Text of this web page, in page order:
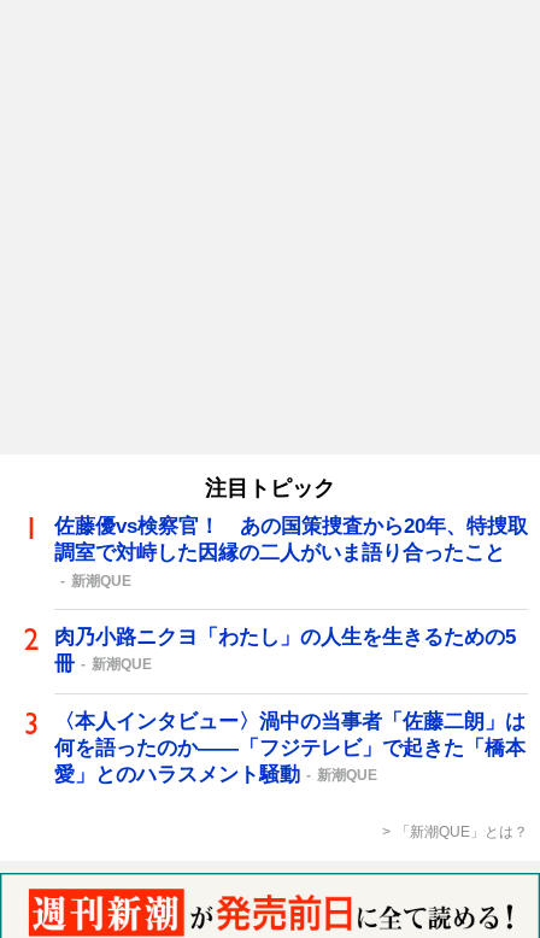
注目トピック
佐藤優vs検察官！ あの国策捜査から20年、特捜取
調室で対峙した因縁の二人がいま語り合ったこと
新潮QUE
肉乃小路ニクヨ「わたし」の人生を生きるための5
冊
新潮QUE
〈本人インタビュー〉渦中の当事者「佐藤二朗」は
何を語ったのか――「フジテレビ」で起きた「橋本
愛」とのハラスメント騒動
新潮QUE
「新潮QUE」とは？